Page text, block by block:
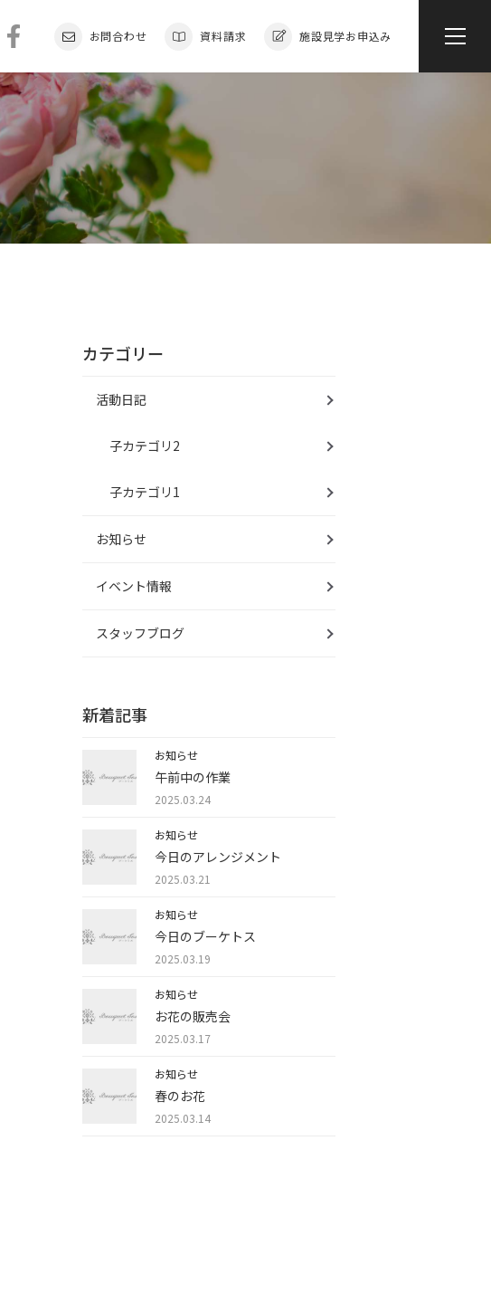
お問合わせ 資料請求 施設見学お申込み
カテゴリー
活動日記
子カテゴリ2
子カテゴリ1
お知らせ
イベント情報
スタッフブログ
新着記事
お知らせ
午前中の作業
2025.03.24
お知らせ
今日のアレンジメント
2025.03.21
お知らせ
今日のブーケトス
2025.03.19
お知らせ
お花の販売会
2025.03.17
お知らせ
春のお花
2025.03.14